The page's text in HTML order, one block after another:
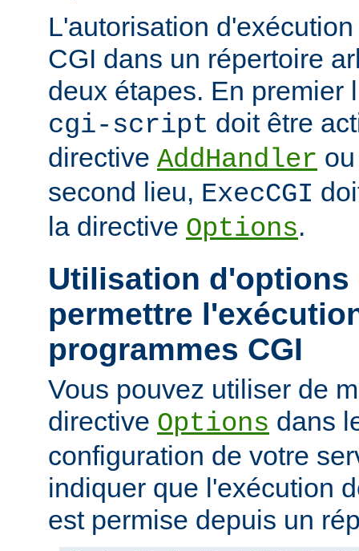
L'autorisation
CGI dans un répertoire
deux étapes. En premier
cgi-script doit être
directive AddHandler
second lieu, ExecCGI
la directive Options.
Utilisation
permettre
programmes CGI
Vous pouvez utiliser de
directive Options dans
configuration de votre
indiquer que l'exécution
est permise depuis un